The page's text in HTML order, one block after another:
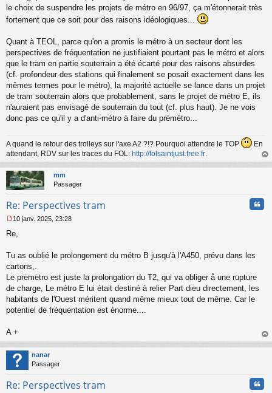
le choix de suspendre les projets de métro en 96/97, ça m'étonnerait très
fortement que ce soit pour des raisons idéologiques...
Quant à TEOL, parce qu'on a promis le métro à un secteur dont les
perspectives de fréquentation ne justifiaient pourtant pas le métro et alors
que le tram en partie souterrain a été écarté pour des raisons absurdes
(cf. profondeur des stations qui finalement se posait exactement dans les
mêmes termes pour le métro), la majorité actuelle se lance dans un projet
de tram souterrain alors que probablement, sans le projet de métro E, ils
n'auraient pas envisagé de souterrain du tout (cf. plus haut). Je ne vois
donc pas ce qu'il y a d'anti-métro à faire du prémétro...
A quand le retour des trolleys sur l'axe A2 ?!? Pourquoi attendre le TOP
En
attendant, RDV sur les traces du FOL: http://folsaintjust.free.fr.
au
mm
Passager
Re: Perspectives tram
e
s
g
e
n
o
n
10 janv. 2025, 23:28
Re,
Tu as oublié le prolongement du métro B jusqu'à l'A450, prévu dans les
cartons,.
Le prėmėtro est juste la prolongation du T2, qui va obliger å une rupture
de charge, Le métro E lui était destiné à relier Part dieu directement, les
habitants de l'Ouest méritent quand même mieux tout de même. Car le
potentiel de fréquentation est énorme....
A +
au
nanar
Passager
Re: Perspectives tram